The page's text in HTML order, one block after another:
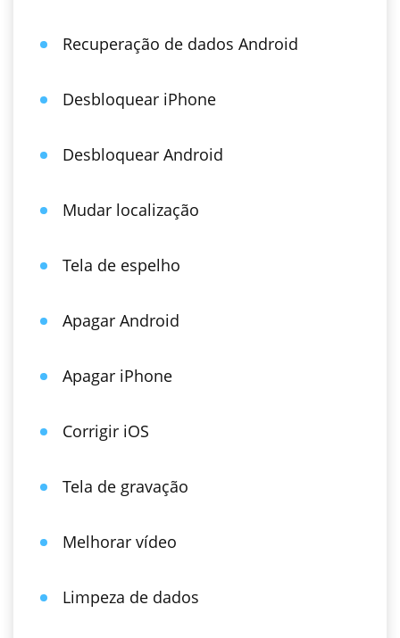
Recuperação de dados Android
Desbloquear iPhone
Desbloquear Android
Mudar localização
Tela de espelho
Apagar Android
Apagar iPhone
Corrigir iOS
Tela de gravação
Melhorar vídeo
Limpeza de dados